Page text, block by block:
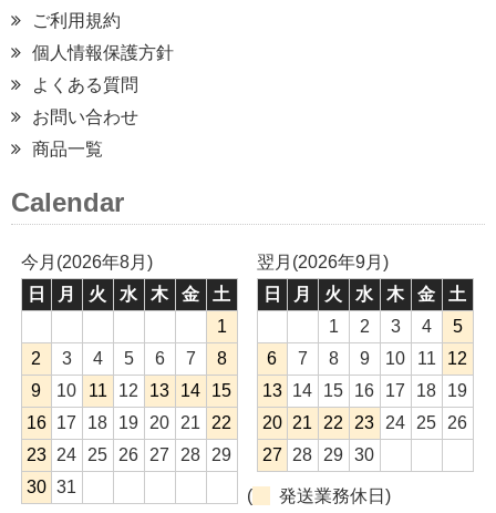
ご利用規約
個人情報保護方針
よくある質問
お問い合わせ
商品一覧
Calendar
今月(2026年8月)
日
月 火 水 木 金
土
1
2
3 4 5 6 7
8
9
10 11 12 13 14
15
16
17 18 19 20 21
22
23
24 25 26 27 28
29
30 31
翌月(2026年9月)
日
月 火 水 木 金
土
1
2 3 4
5
6
7 8 9 10 11
12
13
14 15 16 17 18
19
20
21 22 23 24 25
26
27
28 29 30
( 発送業務休日)